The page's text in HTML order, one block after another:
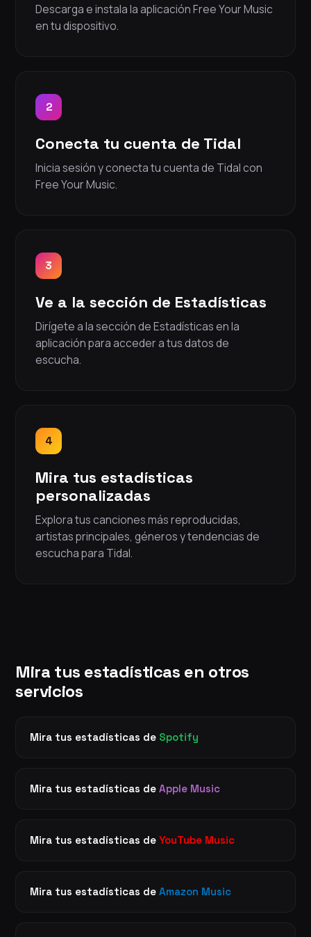
Descarga e instala la aplicación Free Your Music
en tu dispositivo.
2
Conecta tu cuenta de Tidal
Inicia sesión y conecta tu cuenta de Tidal con
Free Your Music.
3
Ve a la sección de Estadísticas
Dirígete a la sección de Estadísticas en la
aplicación para acceder a tus datos de
escucha.
4
Mira tus estadísticas
personalizadas
Explora tus canciones más reproducidas,
artistas principales, géneros y tendencias de
escucha para Tidal.
Mira tus estadísticas en otros
servicios
Mira tus estadísticas de Spotify
Mira tus estadísticas de Apple Music
Mira tus estadísticas de YouTube Music
Mira tus estadísticas de Amazon Music